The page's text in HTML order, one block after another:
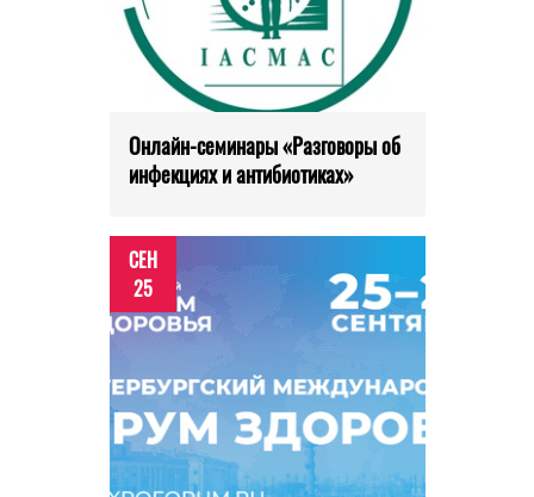
Онлайн-семинары «Разговоры об
инфекциях и антибиотиках»
СЕН
25